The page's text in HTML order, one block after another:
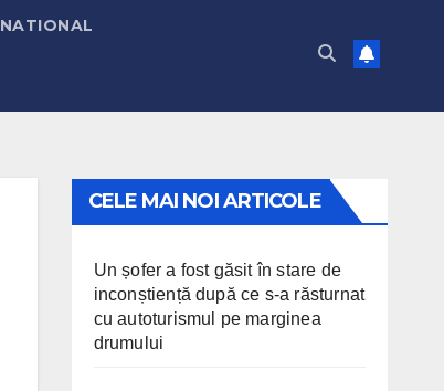
NATIONAL
CELE MAI NOI ARTICOLE
Un șofer a fost găsit în stare de
inconștiență după ce s-a răsturnat
cu autoturismul pe marginea
drumului